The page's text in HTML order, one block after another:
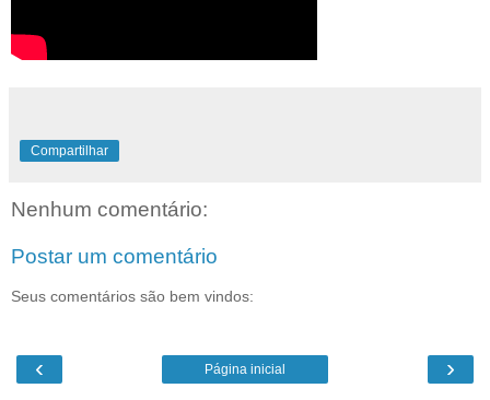
Compartilhar
Nenhum comentário:
Postar um comentário
Seus comentários são bem vindos:
‹ ›
Página inicial